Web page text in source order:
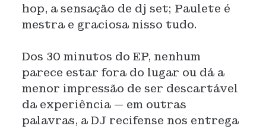
hop, a sensação de dj set; Paulete é
mestra e graciosa nisso tudo.
Dos 30 minutos do EP, nenhum
parece estar fora do lugar ou dá a
menor impressão de ser descartável
da experiência — em outras
palavras, a DJ recifense nos entrega